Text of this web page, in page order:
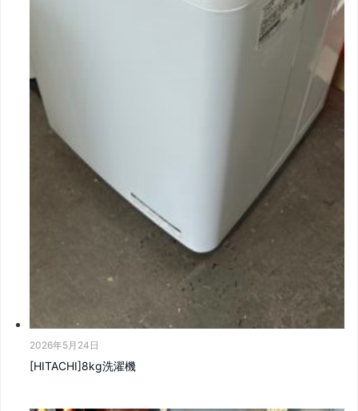
2026年5月24日
[HITACHI]8kg洗濯機